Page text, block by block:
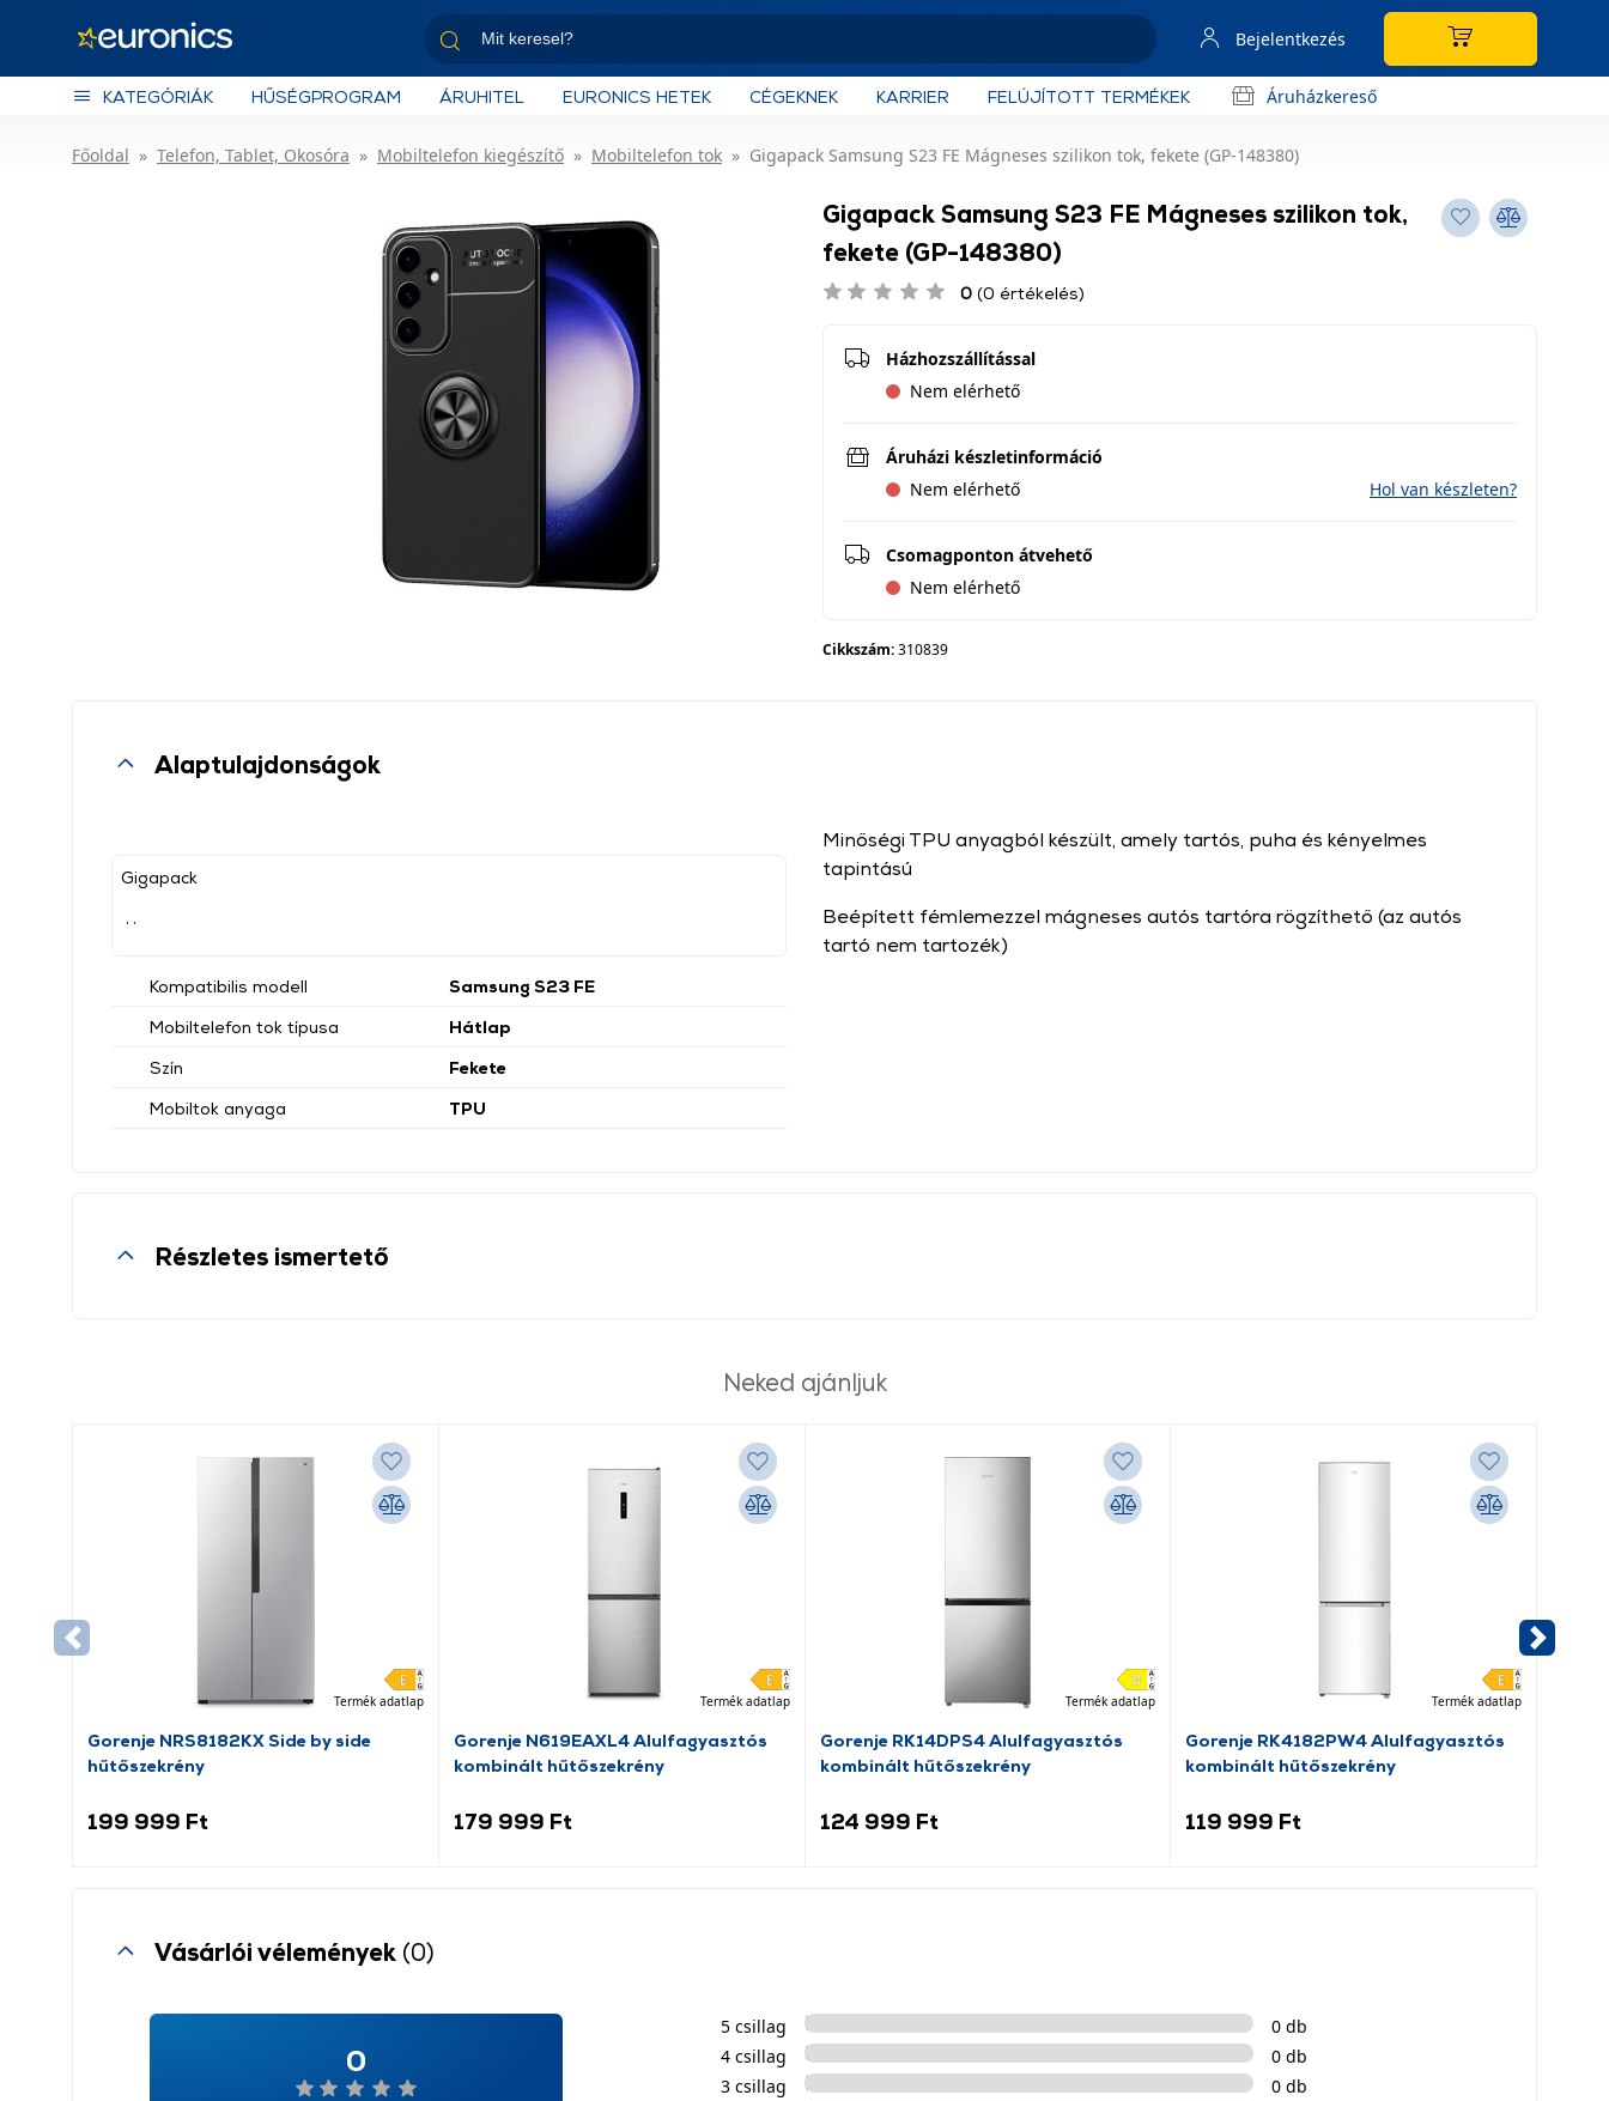
Bejelentkezés
KATEGÓRIÁK HŰSÉGPROGRAM ÁRUHITEL EURONICS HETEK CÉGEKNEK KARRIER FELÚJÍTOTT TERMÉKEK Áruházkereső
Főoldal Telefon, Tablet, Okosóra Mobiltelefon kiegészítő Mobiltelefon tok Gigapack Samsung S23 FE Mágneses szilikon tok, fekete (GP-148380)
Gigapack Samsung S23 FE Mágneses szilikon tok,
fekete (GP-148380)
0 (0 értékelés)
Házhozszállítással
Nem elérhető
Áruházi készletinformáció
Nem elérhető
Hol van készleten?
Csomagponton átvehető
Nem elérhető
Cikkszám:310839
Alaptulajdonságok
Gigapack
Kompatibilis modell
Samsung S23 FE
Mobiltelefon tok típusa
Hátlap
Szín
Fekete
Mobiltok anyaga
TPU
Minőségi TPU anyagból készült, amely tartós, puha és kényelmes
tapintású
Beépített fémlemezzel mágneses autós tartóra rögzíthető (az autós
tartó nem tartozék)
Részletes ismertető
Neked ajánljuk
Termék adatlap
Gorenje NRS8182KX Side by side
hűtőszekrény
199 999 Ft
Termék adatlap
Gorenje N619EAXL4 Alulfagyasztós
kombinált hűtőszekrény
179 999 Ft
Termék adatlap
Gorenje RK14DPS4 Alulfagyasztós
kombinált hűtőszekrény
124 999 Ft
Termék adatlap
Gorenje RK4182PW4 Alulfagyasztós
kombinált hűtőszekrény
119 999 Ft
Vásárlói vélemények (0)
0
5 csillag
0 db
4 csillag
0 db
3 csillag
0 db